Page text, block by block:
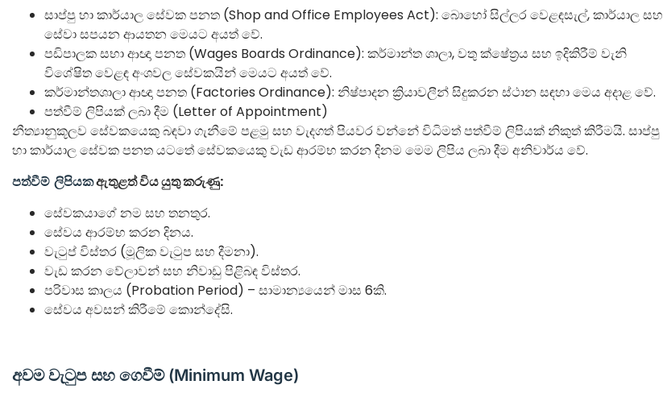
සාප්පු හා කාර්යාල සේවක පනත (Shop and Office Employees Act): බොහෝ සිල්ලර වෙළඳසැල්, කාර්යාල සහ
සේවා සපයන ආයතන මෙයට අයත් වේ.
පඩිපාලක සභා ආඥා පනත (Wages Boards Ordinance): කර්මාන්ත ශාලා, වතු ක්ෂේත්‍රය සහ ඉදිකිරීම් වැනි
විශේෂිත වෙළඳ අංශවල සේවකයින් මෙයට අයත් වේ.
කර්මාන්තශාලා ආඥා පනත (Factories Ordinance): නිෂ්පාදන ක්‍රියාවලීන් සිදුකරන ස්ථාන සඳහා මෙය අදාළ වේ.
පත්වීම් ලිපියක් ලබා දීම (Letter of Appointment)
නීත්‍යානුකූලව සේවකයෙකු බඳවා ගැනීමේ පළමු සහ වැදගත් පියවර වන්නේ විධිමත් පත්වීම් ලිපියක් නිකුත් කිරීමයි. සාප්පු
හා කාර්යාල සේවක පනත යටතේ සේවකයෙකු වැඩ ආරම්භ කරන දිනම මෙම ලිපිය ලබා දීම අනිවාර්ය වේ.
පත්වීම් ලිපියකඇතුළත් විය යුතු කරුණු:
සේවකයාගේ නම සහ තනතුර.
සේවය ආරම්භ කරන දිනය.
වැටුප් විස්තර (මූලික වැටුප සහ දීමනා).
වැඩ කරන වේලාවන් සහ නිවාඩු පිළිබඳ විස්තර.
පරිවාස කාලය (Probation Period) – සාමාන්‍යයෙන් මාස 6කි.
සේවය අවසන් කිරීමේ කොන්දේසි.
අවම වැටුප සහ ගෙවීම් (Minimum Wage)